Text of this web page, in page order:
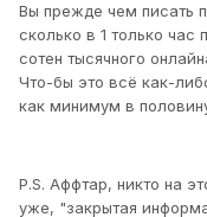
Вы прежде чем писать
сколько в 1 только час
сотен тысячного
Что-бы это всё как-
как минимум в
P.S. Аффтар, никто на
уже, "закрытая